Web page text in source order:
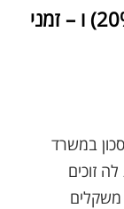
לקוחות(70%), -תלונות הציבור(20%) ו – זמני
במשרד
זוכים
לפי משקלים